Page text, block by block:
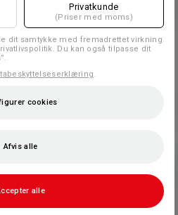
Privatkunde
(Priser med moms)
dit samtykke med fremadrettet virkning
Du kan også tilpasse dit
cookies
Afvis alle
alle